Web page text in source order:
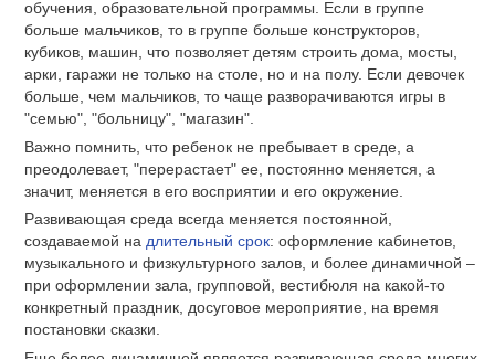
обучения, образовательной программы. Если в группе
больше мальчиков, то в группе больше конструкторов,
кубиков, машин, что позволяет детям строить дома, мосты,
арки, гаражи не только на столе, но и на полу. Если девочек
больше, чем мальчиков, то чаще разворачиваются игры в
"семью", "больницу", "магазин".
Важно помнить, что ребенок не пребывает в среде, а
преодолевает, "перерастает" ее, постоянно меняется, а
значит, меняется в его восприятии и его окружение.
Развивающая среда всегда меняется постоянной,
создаваемой на длительный срок: оформление кабинетов,
музыкального и физкультурного залов, и более динамичной –
при оформлении зала, групповой, вестибюля на какой-то
конкретный праздник, досуговое мероприятие, на время
постановки сказки.